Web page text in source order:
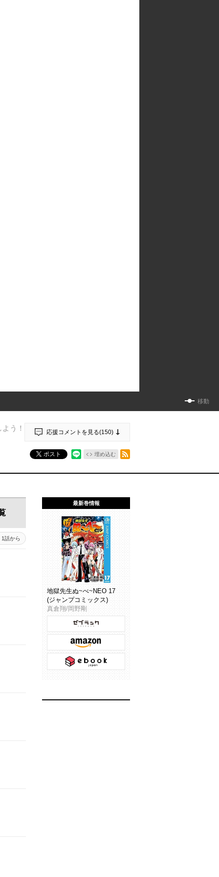
移動
う！ 応援コメントを見る(150)
ポスト 埋め込む
1話から
最新巻情報
地獄先生ぬ~べ~NEO 17
(ジャンプコミックス)
真倉翔/岡野剛